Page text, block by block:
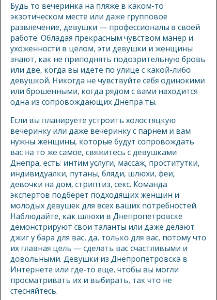
Будь то вечеринка на пляже в каком-то
экзотическом месте или даже групповое
развлечение, девушки — профессионалы в своей
работе. Обладая прекрасным чувством манер и
ухоженности в целом, эти девушки и женщины
знают, как не приподнять подозрительную бровь
или две, когда вы идете по улице с какой-либо
девушкой. Никогда не чувствуйте себя одинокими
или брошенными, когда рядом с вами находится
одна из сопровождающих Днепра ты.
Если вы планируете устроить холостяцкую
вечеринку или даже вечеринку с парнем и вам
нужны женщины, которые будут сопровождать
вас на то же самое, свяжитесь с девушками
Днепра, есть: интим услуги, массаж, проститутки,
индивидуалки, путаны, бляди, шлюхи, феи,
девочки на дом, стриптиз, секс. Команда
экспертов подберет подходящих женщин и
молодых девушек для всех ваших потребностей.
Наблюдайте, как шлюхи в Днепропетровске
демонстрируют свои таланты или даже делают
джиг у бара для вас, да, только для вас, потому что
их главная цель — сделать вас счастливыми и
довольными. Девушки из Днепропетровска в
Интернете или где-то еще, чтобы вы могли
просматривать их и выбирать, так что не
стесняйтесь.